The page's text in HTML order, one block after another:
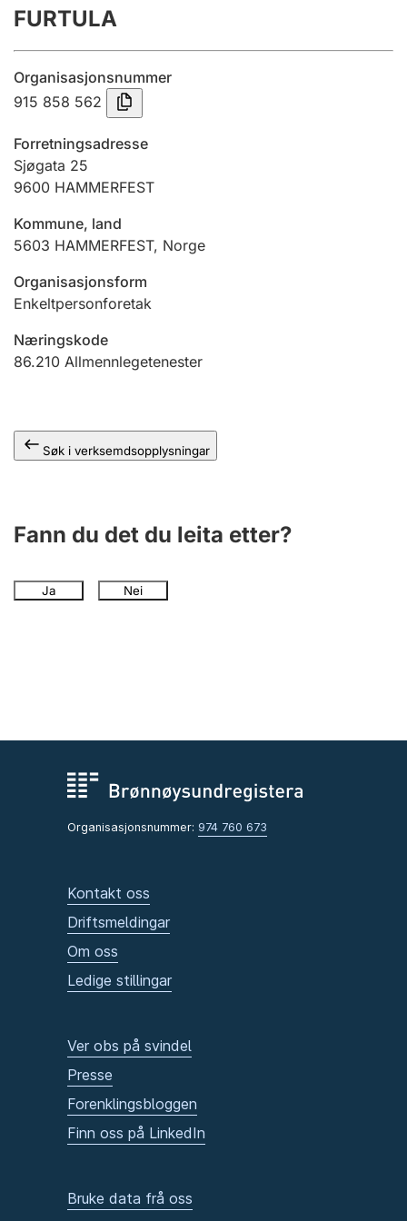
Årsrekneskap
Innsending og forseinkingsgebyr
Tinglysing
Jeger
Ektepaktrettleiaren
Andre tema
FURTULA
Organisasjonsnummer
915 858 562
Forretningsadresse
Sjøgata 25
9600 HAMMERFEST
Kommune, land
5603 HAMMERFEST, Norge
Organisasjonsform
Enkeltpersonforetak
Næringskode
86.210 Allmennlegetenester
Søk i verksemdsopplysningar
Fann du det du leita etter?
Ja Nei
Organisasjonsnummer: 974 760 673
Kontakt oss
Driftsmeldingar
Om oss
Ledige stillingar
Ver obs på svindel
Presse
Forenklingsbloggen
Finn oss på LinkedIn
Bruke data frå oss